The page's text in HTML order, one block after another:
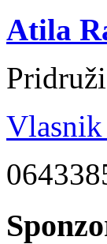
Atila
Vlasnik